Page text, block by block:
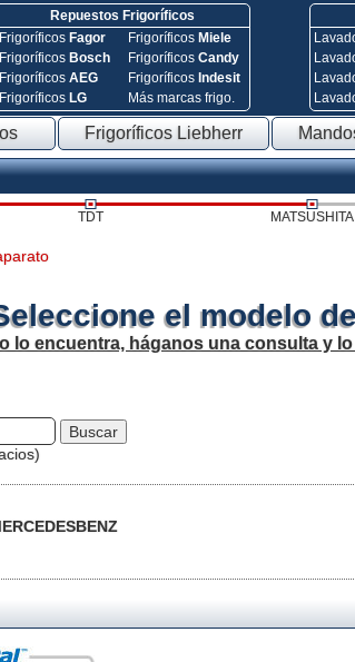
Repuestos Frigoríficos
Frigoríficos Fagor
Frigoríficos Bosch
FrigoríficosAEG
Frigoríficos LG
Frigoríficos Miele
FrigoríficosCandy
Frigoríficos Indesit
Más marcas frigo.
Frigoríficos Liebherr
TDT MATSUSHITA
el modelo
lo encuentra, háganos una consulta y